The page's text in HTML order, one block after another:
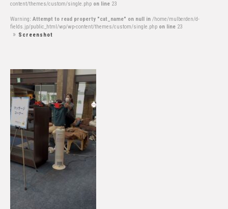
content/themes/custom/single.php on line 23
Warning: Attempt to read property "cat_name" on null in /home/mulberden/d-
fields.jp/public_html/wp/wp-content/themes/custom/single.php on line 23
Screenshot